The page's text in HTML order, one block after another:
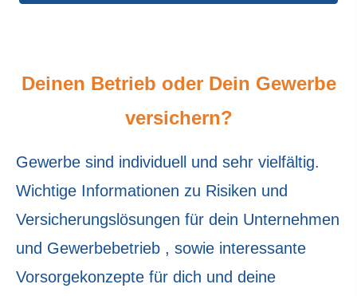
Deinen Betrieb oder Dein Gewerbe
versichern?
Gewerbe sind individuell und sehr vielfältig.
Wichtige Informationen zu Risiken und
Versicherungslösungen für dein Unternehmen
und Gewerbebetrieb , sowie interessante
Vorsorgekonzepte für dich und deine